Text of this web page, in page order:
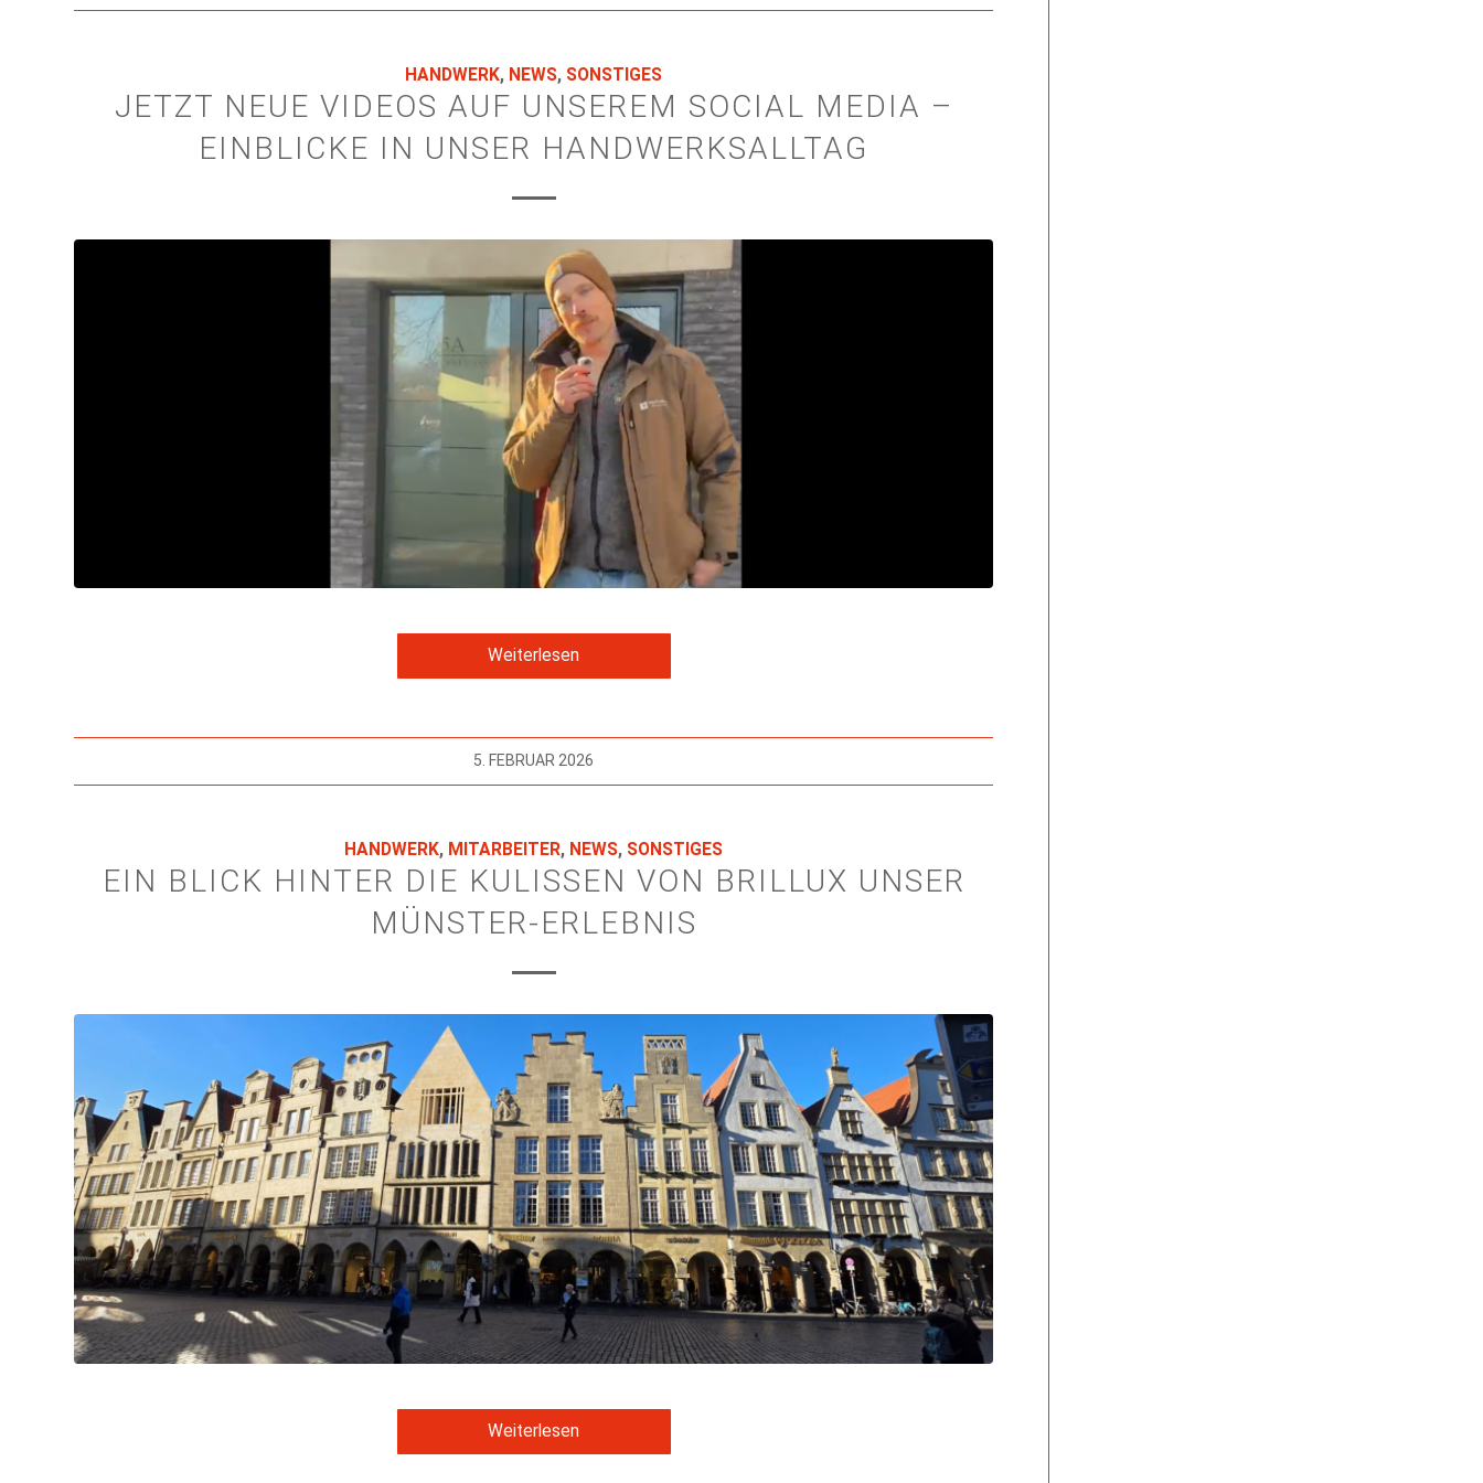
HANDWERK, NEWS, SONSTIGES
JETZT NEUE VIDEOS AUF UNSEREM SOCIAL MEDIA –
EINBLICKE IN UNSER HANDWERKSALLTAG
Weiterlesen
5. FEBRUAR 2026
HANDWERK, MITARBEITER, NEWS, SONSTIGES
EIN BLICK HINTER DIE KULISSEN VON BRILLUX UNSER
MÜNSTER-ERLEBNIS
Weiterlesen